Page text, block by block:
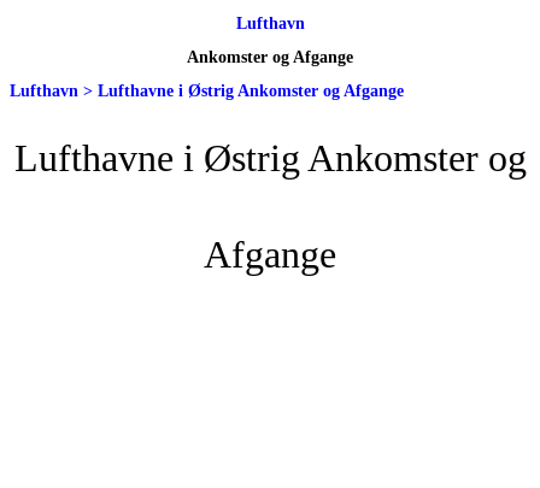
Lufthavn
Ankomster og Afgange
Lufthavn > Lufthavne i Østrig Ankomster og Afgange
Lufthavne i Østrig Ankomster og
Afgange